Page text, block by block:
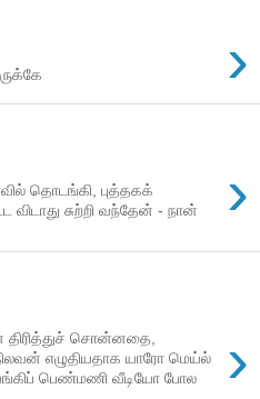
›
›
தொடங்கி, புத்தகக்
சுற்றி வந்தேன் - நான்
›
திரித்துச் சொன்னதை,
எழுதியதாக யாரோ மெய்ல்
பெண்மணி வீடியோ போல